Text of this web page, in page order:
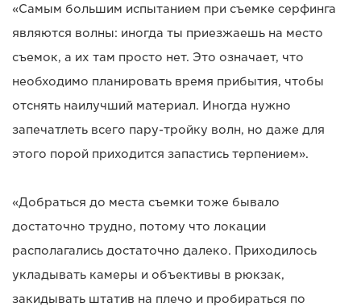
«Самым большим испытанием при съемке серфинга
являются волны: иногда ты приезжаешь на место
съемок, а их там просто нет. Это означает, что
необходимо планировать время прибытия, чтобы
отснять наилучший материал. Иногда нужно
запечатлеть всего пару-тройку волн, но даже для
этого порой приходится запастись терпением».
«Добраться до места съемки тоже бывало
достаточно трудно, потому что локации
располагались достаточно далеко. Приходилось
укладывать камеры и объективы в рюкзак,
закидывать штатив на плечо и пробираться по